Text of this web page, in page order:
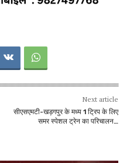
Next article
सीएसएमटी-खड़गपुर के मध्य 1 ट्रिप के लिए
समर स्पेशल ट्रेन का परिचालन…